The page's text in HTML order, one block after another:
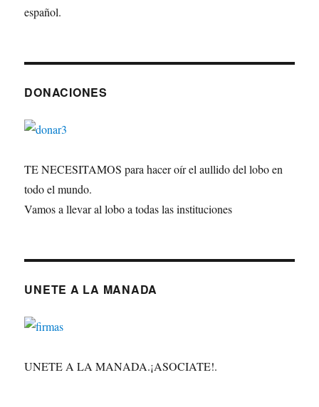
español.
DONACIONES
TE NECESITAMOS para hacer oír el aullido del lobo en
todo el mundo.
Vamos a llevar al lobo a todas las instituciones
UNETE A LA MANADA
UNETE A LA MANADA.¡ASOCIATE!.